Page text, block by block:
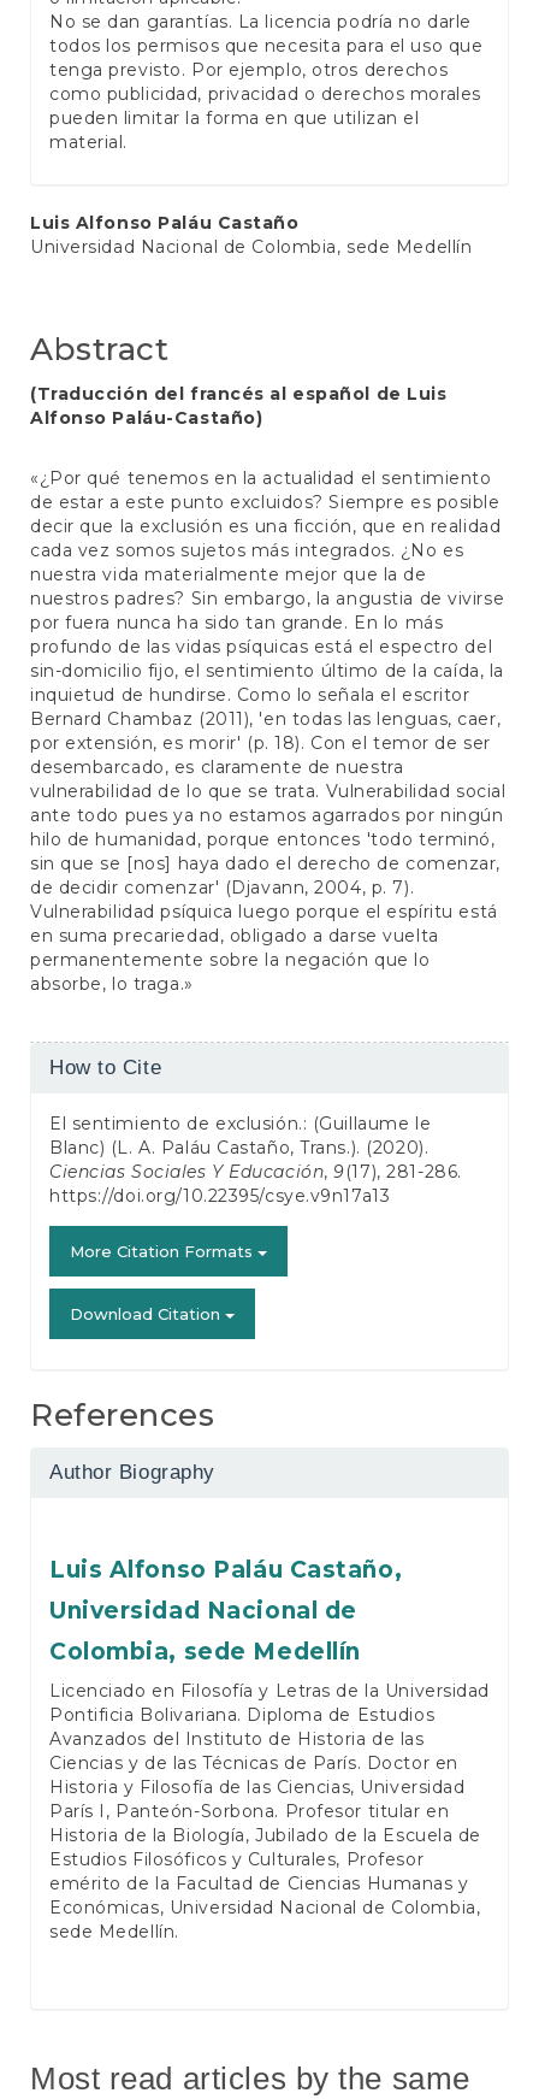
No se dan garantías. La licencia podría no darle
todos los permisos que necesita para el uso que
tenga previsto. Por ejemplo, otros derechos
como publicidad, privacidad o derechos morales
pueden limitar la forma en que utilizan el
material.
Main
Article
Luis Alfonso Paláu Castaño
Universidad Nacional de Colombia, sede Medellín
Abstract
(Traducción del francés al español de Luis
Alfonso Paláu-Castaño)
«¿Por qué tenemos en la actualidad el sentimiento
de estar a este punto excluidos? Siempre es posible
decir que la exclusión es una ficción, que en realidad
cada vez somos sujetos más integrados. ¿No es
nuestra vida materialmente mejor que la de
nuestros padres? Sin embargo, la angustia de vivirse
por fuera nunca ha sido tan grande. En lo más
profundo de las vidas psíquicas está el espectro del
sin-domicilio fijo, el sentimiento último de la caída, la
inquietud de hundirse. Como lo señala el escritor
Bernard Chambaz (2011), 'en todas las lenguas, caer,
por extensión, es morir' (p. 18). Con el temor de ser
desembarcado, es claramente de nuestra
vulnerabilidad de lo que se trata. Vulnerabilidad social
ante todo pues ya no estamos agarrados por ningún
hilo de humanidad, porque entonces 'todo terminó,
sin que se [nos] haya dado el derecho de comenzar,
de decidir comenzar' (Djavann, 2004, p. 7).
Vulnerabilidad psíquica luego porque el espíritu está
en suma precariedad, obligado a darse vuelta
permanentemente sobre la negación que lo
absorbe, lo traga.»
Article
How to Cite
El sentimiento de exclusión.: (Guillaume le
Blanc) (L. A. Paláu Castaño, Trans.). (2020).
Ciencias Sociales Y Educación,9(17), 281-286.
https://doi.org/10.22395/csye.v9n17a13
More Citation Formats
Download Citation
References
Author Biography
Luis Alfonso Paláu Castaño,
Universidad Nacional de
Colombia, sede Medellín
Licenciado en Filosofía y Letras de la Universidad
Pontificia Bolivariana. Diploma de Estudios
Avanzados del Instituto de Historia de las
Ciencias y de las Técnicas de París. Doctor en
Historia y Filosofía de las Ciencias, Universidad
París I, Panteón-Sorbona. Profesor titular en
Historia de la Biología, Jubilado de la Escuela de
Estudios Filosóficos y Culturales, Profesor
emérito de la Facultad de Ciencias Humanas y
Económicas, Universidad Nacional de Colombia,
sede Medellín.
Most read articles by the same